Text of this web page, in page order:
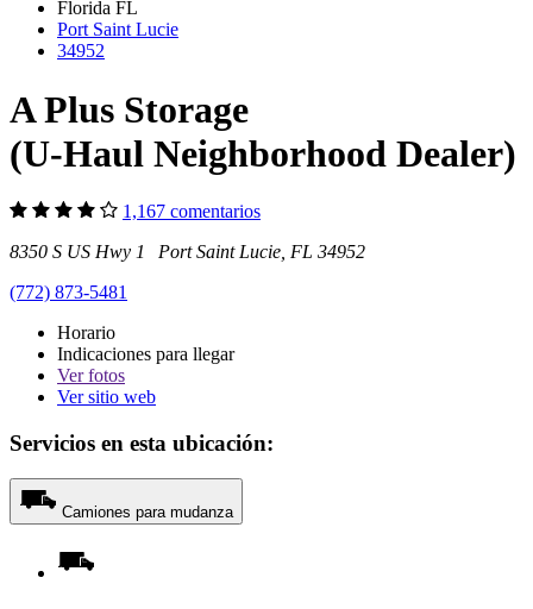
Florida FL
Port Saint Lucie
34952
A Plus Storage
(U-Haul Neighborhood Dealer)
1,167 comentarios
8350 S US Hwy 1 Port Saint Lucie, FL 34952
(772) 873-5481
Horario
Indicaciones para llegar
Verfotos
Ver sitio web
Servicios en esta ubicación:
Camiones para mudanza